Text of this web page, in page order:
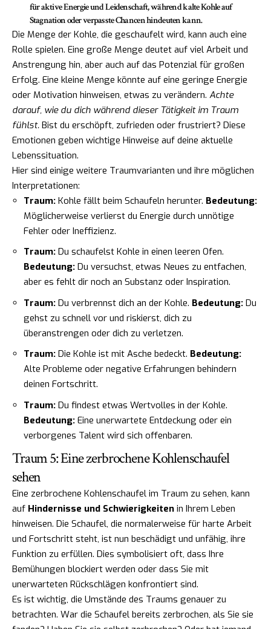
für aktive Energie und Leidenschaft, während kalte Kohle auf
Stagnation oder verpasste Chancen hindeuten kann.
Die Menge der Kohle, die geschaufelt wird, kann auch eine
Rolle spielen. Eine große Menge deutet auf viel Arbeit und
Anstrengung hin, aber auch auf das Potenzial für großen
Erfolg. Eine kleine Menge könnte auf eine geringe Energie
oder Motivation hinweisen, etwas zu verändern. Achte
darauf, wie du dich während dieser Tätigkeit im Traum
fühlst. Bist du erschöpft, zufrieden oder frustriert? Diese
Emotionen geben wichtige Hinweise auf deine aktuelle
Lebenssituation.
Hier sind einige weitere Traumvarianten und ihre möglichen
Interpretationen:
Traum: Kohle fällt beim Schaufeln herunter. Bedeutung:
Möglicherweise verlierst du Energie durch unnötige
Fehler oder Ineffizienz.
Traum: Du schaufelst Kohle in einen leeren Ofen.
Bedeutung: Du versuchst, etwas Neues zu entfachen,
aber es fehlt dir noch an Substanz oder Inspiration.
Traum: Du verbrennst dich an der Kohle. Bedeutung: Du
gehst zu schnell vor und riskierst, dich zu
überanstrengen oder dich zu verletzen.
Traum: Die Kohle ist mit Asche bedeckt. Bedeutung:
Alte Probleme oder negative Erfahrungen behindern
deinen Fortschritt.
Traum: Du findest etwas Wertvolles in der Kohle.
Bedeutung: Eine unerwartete Entdeckung oder ein
verborgenes Talent wird sich offenbaren.
Traum 5: Eine zerbrochene Kohlenschaufel
sehen
Eine zerbrochene Kohlenschaufel im Traum zu sehen, kann
auf Hindernisse und Schwierigkeiten in Ihrem Leben
hinweisen. Die Schaufel, die normalerweise für harte Arbeit
und Fortschritt steht, ist nun beschädigt und unfähig, ihre
Funktion zu erfüllen. Dies symbolisiert oft, dass Ihre
Bemühungen blockiert werden oder dass Sie mit
unerwarteten Rückschlägen konfrontiert sind.
Es ist wichtig, die Umstände des Traums genauer zu
betrachten. War die Schaufel bereits zerbrochen, als Sie sie